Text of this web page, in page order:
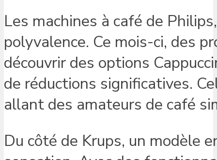
Les machines à café de
polyvalence. Ce mois-ci, des
découvrir des options
de réductions significatives.
allant des amateurs de café
Du côté de Krups, un modèle